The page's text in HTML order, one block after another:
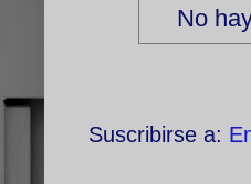
No
Suscribirse a: